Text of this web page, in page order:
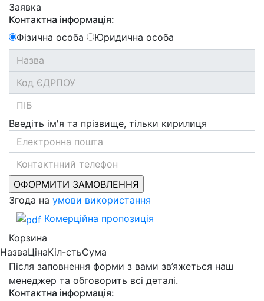
Заявка
Контактна інформація:
Фізична особа
Юридична особа
Введіть ім'я та прізвище, тільки кирилиця
Згода на умови використання
Комерційна пропозиція
Корзина
НазваЦінаКіл-стьСума
Після заповнення форми з вами зв’яжеться наш
менеджер та обговорить всі деталі.
Контактна інформація: